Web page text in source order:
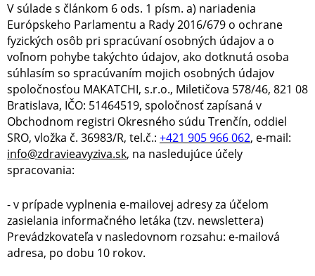
V súlade s článkom 6 ods. 1 písm. a) nariadenia
Európskeho Parlamentu a Rady 2016/679 o ochrane
fyzických osôb pri spracúvaní osobných údajov a o
voľnom pohybe takýchto údajov, ako dotknutá osoba
súhlasím so spracúvaním mojich osobných údajov
spoločnosťou MAKATCHI, s.r.o., Miletičova 578/46, 821 08
Bratislava, IČO: 51464519, spoločnosť zapísaná v
Obchodnom registri Okresného súdu Trenčín, oddiel
SRO, vložka č. 36983/R, tel.č.: +421 905 966 062, e-mail:
info@zdravieavyziva.sk, na nasledujúce účely
spracovania:
- v prípade vyplnenia e-mailovej adresy za účelom
zasielania informačného letáka (tzv. newslettera)
Prevádzkovateľa v nasledovnom rozsahu: e-mailová
adresa, po dobu 10 rokov.